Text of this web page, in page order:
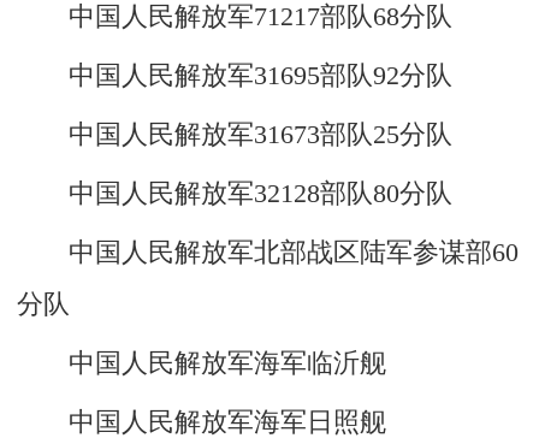
中国人民解放军71217部队68分队
中国人民解放军31695部队92分队
中国人民解放军31673部队25分队
中国人民解放军32128部队80分队
中国人民解放军北部战区陆军参谋部60
分队
中国人民解放军海军临沂舰
中国人民解放军海军日照舰